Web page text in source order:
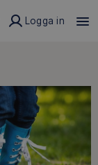
Logga in